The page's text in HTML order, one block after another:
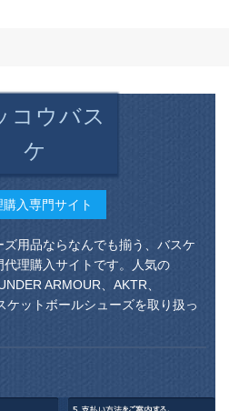
コウバス
ケ
購入専門サイト
用品ならなんでも揃う、バスケ
理購入サイトです。人気の
ARMOUR、AKTR、
ケットボールシューズを取り扱っ